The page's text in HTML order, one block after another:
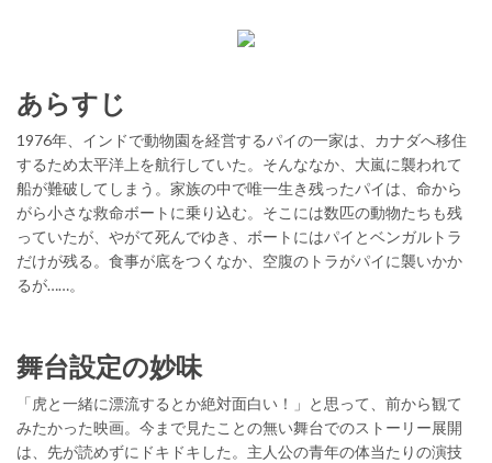
あらすじ
1976年、インドで動物園を経営するパイの一家は、カナダへ移住
するため太平洋上を航行していた。そんななか、大嵐に襲われて
船が難破してしまう。家族の中で唯一生き残ったパイは、命から
がら小さな救命ボートに乗り込む。そこには数匹の動物たちも残
っていたが、やがて死んでゆき、ボートにはパイとベンガルトラ
だけが残る。食事が底をつくなか、空腹のトラがパイに襲いかか
るが……。
舞台設定の妙味
「虎と一緒に漂流するとか絶対面白い！」と思って、前から観て
みたかった映画。今まで見たことの無い舞台でのストーリー展開
は、先が読めずにドキドキした。主人公の青年の体当たりの演技